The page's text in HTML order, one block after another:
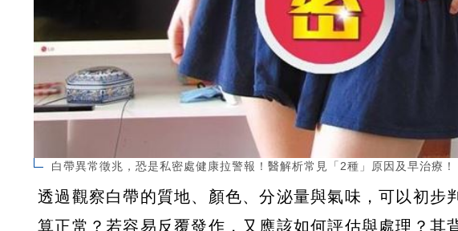
白帶異常徵兆，恐是私密處健康拉警報！醫解析常見「2種」原因及早治療！
透過觀察白帶的質地、顏色、分泌量與氣味，可以初步
算正常？若容易反覆發作，又應該如何評估與處理？其